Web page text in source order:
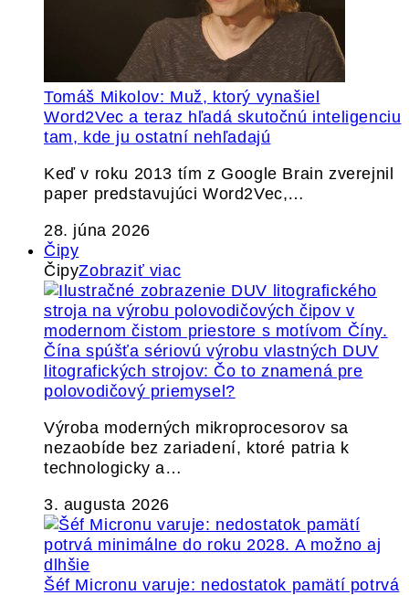
Tomáš Mikolov: Muž, ktorý vynašiel
Word2Vec a teraz hľadá skutočnú inteligenciu
tam, kde ju ostatní nehľadajú
Keď v roku 2013 tím z Google Brain zverejnil
paper predstavujúci Word2Vec,…
28. júna 2026
Čipy
ČipyZobraziť viac
Čína spúšťa sériovú výrobu vlastných DUV
litografických strojov: Čo to znamená pre
polovodičový priemysel?
Výroba moderných mikroprocesorov sa
nezaobíde bez zariadení, ktoré patria k
technologicky a…
3. augusta 2026
Šéf Micronu varuje: nedostatok pamätí potrvá